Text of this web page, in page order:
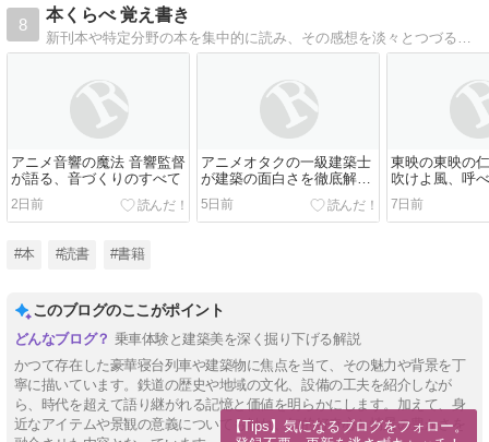
8
本くらべ 覚え書き
アニメ音響の魔法 音響監督
が語る、音づくりのすべて
2日前
アニメオタクの一級建築士
が建築の面白さを徹底解剖
する本。
5日前
東映の東映の
吹けよ風、呼
7日前
#本 #読書 #書籍
このブログのここがポイント
乗車体験と建築美を深く掘り下げる解説
かつて存在した豪華寝台列車や建築物に焦点を当て、その魅力や背景を丁
寧に描いています。鉄道の歴史や地域の文化、設備の工夫を紹介しなが
ら、時代を超えて語り継がれる記憶と価値を明らかにします。加えて、身
近なアイテムや景観の意義についても触れ、知的好奇心と情景の豊かさを
【Tips】気になるブログをフォロー。